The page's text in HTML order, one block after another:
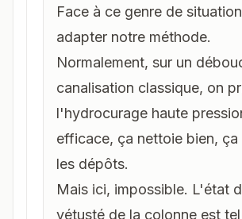
Face à ce genre de
adapter notre méthode.
Normalement, sur un
canalisation classique, on
l'hydrocurage haute
efficace, ça nettoie bien, ça
les dépôts.
Mais ici, impossible. L'état
vétusté de la colonne est